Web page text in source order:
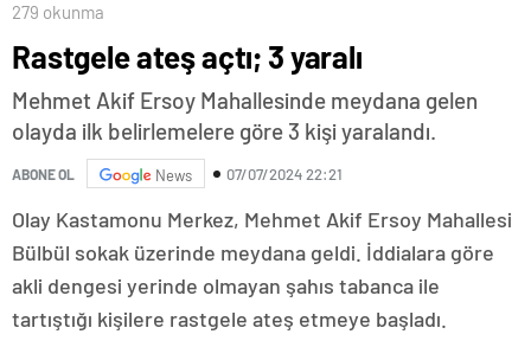
279 okunma
Rastgele ateş açtı; 3 yaralı
Mehmet Akif Ersoy Mahallesinde meydana gelen
olayda ilk belirlemelere göre 3 kişi yaralandı.
ABONE OL News 07/07/2024 22:21
Olay Kastamonu Merkez, Mehmet Akif Ersoy Mahallesi
Bülbül sokak üzerinde meydana geldi. İddialara göre
akli dengesi yerinde olmayan şahıs tabanca ile
tartıştığı kişilere rastgele ateş etmeye başladı.